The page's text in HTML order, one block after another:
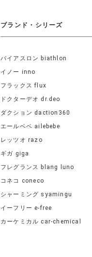
ブランド・シリーズ
バイアスロン biathlon
イノー inno
フラックス flux
ドクターデオ dr.deo
ダクション daction360
エールベベ ailebebe
レッツオ razo
ギガ giga
フレグランス blang luno
コネコ coneco
シャーミング syamingu
イーフリー e-free
カーケミカル car-chemical